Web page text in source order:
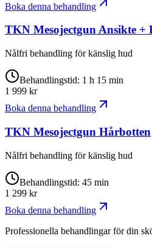
Boka denna behandling
TKN Mesojectgun Ansikte +
Nålfri behandling för känslig hud
Behandlingstid: 1 h 15 min
1 999 kr
Boka denna behandling
TKN Mesojectgun Hårbotten
Nålfri behandling för känslig hud
Behandlingstid: 45 min
1 299 kr
Boka denna behandling
Professionella behandlingar för din